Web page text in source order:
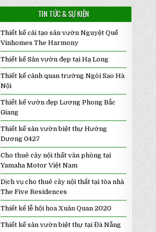
TIN TỨC & SỰ KIỆN
Thiết kế cải tạo sân vườn Nguyệt Quế
Vinhomes The Harmony
Thiết kế Sân vườn đẹp tại Hạ Long
Thiết kế cảnh quan trường Ngôi Sao Hà
Nội
Thiết kế vườn đẹp Lương Phong Bắc
Giang
Thiết kế sân vườn biệt thự Hướng
Dương 0427
Cho thuê cây nội thất văn phòng tại
Yamaha Motor Việt Nam
Dịch vụ cho thuê cây nội thất tại tòa nhà
The Five Residences
Thiết kế lễ hội hoa Xuân Quan 2020
Thiết kế sân vườn biệt thự tại Đà Nẵng